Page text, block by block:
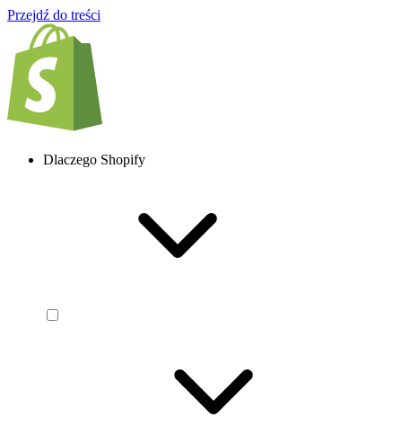
Przejdź do treści
Dlaczego Shopify